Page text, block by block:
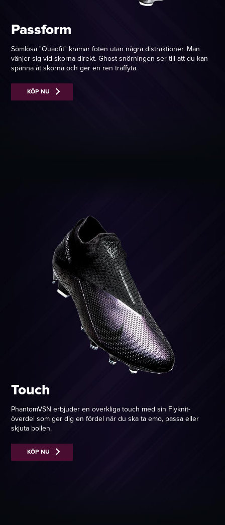
Passform
Sömlösa "Quadfit" kramar foten utan några distraktioner. Man
vänjer sig vid skorna direkt. Ghost-snörningen ser till att du kan
spänna åt skorna och ger en ren träffyta.
KÖP NU
Touch
PhantomVSN erbjuder en overkliga touch med sin Flyknit-
överdel som ger dig en fördel när du ska ta emo, passa eller
skjuta bollen.
KÖP NU